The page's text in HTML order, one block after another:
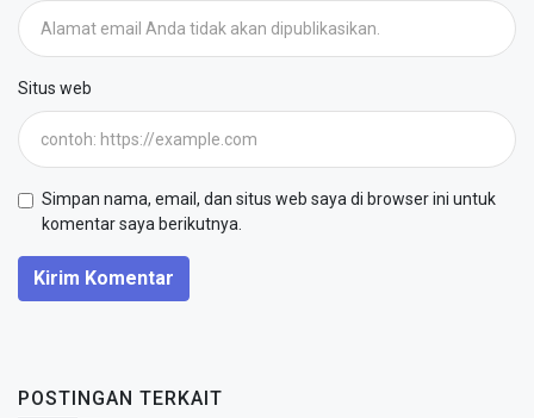
Situs web
Simpan nama, email, dan situs web saya di browser ini untuk
komentar saya berikutnya.
Kirim Komentar
POSTINGAN TERKAIT